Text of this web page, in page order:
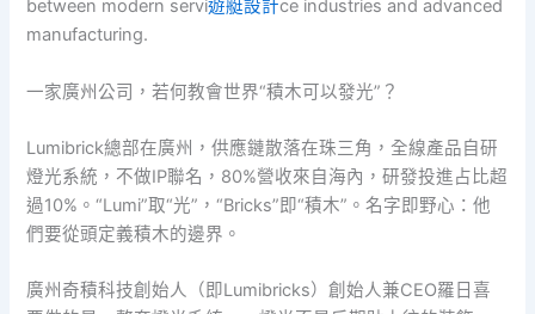
between modern servi遊艇設計ce industries and advanced
manufacturing.
一家廣州公司，若何教會世界“積木可以發光”？
Lumibrick總部在廣州，供應鏈散落在珠三角，全線產品自研
燈光系統，不做IP聯名，80%營收來自海內，研發投進占比超
過10%。“Lumi”取“光”，“Bricks”即“積木”。名字即野心：他
們要從頭定義積木的邊界。
廣州奇積科技創始人（即Lumibricks）創始人兼CEO羅日喜